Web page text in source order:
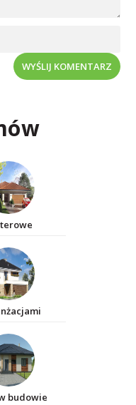
WYŚLIJ KOMENTARZ
budowie